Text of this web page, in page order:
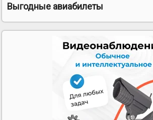
Выгодные авиабилеты